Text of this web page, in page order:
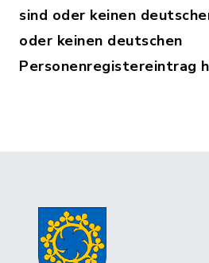
sind oder keinen
oder keinen deutschen
Personenregistereintrag